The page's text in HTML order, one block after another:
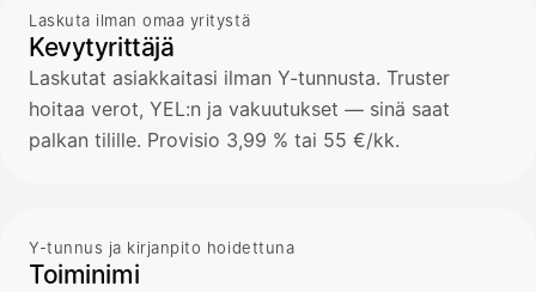
Laskuta ilman omaa yritystä
Kevytyrittäjä
Laskutat asiakkaitasi ilman Y-tunnusta. Truster
hoitaa verot, YEL:n ja vakuutukset — sinä saat
palkan tilille. Provisio 3,99 % tai 55 €/kk.
Y-tunnus ja kirjanpito hoidettuna
Toiminimi